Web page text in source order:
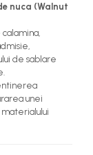
nuca (Walnut
de sablare
unei